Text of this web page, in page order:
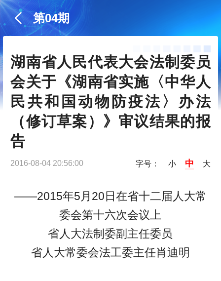
第04期
湖南省人民代表大会法制委员
会关于《湖南省实施〈中华人
民共和国动物防疫法〉办法
（修订草案）》审议结果的报
告
2016-08-04 20:56:00 字号： 小 中 大
——2015年5月20日在省十二届人大常
委会第十六次会议上
省人大法制委副主任委员
省人大常委会法工委主任肖迪明